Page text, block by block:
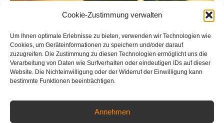
Cookie-Zustimmung verwalten
Um Ihnen optimale Erlebnisse zu bieten, verwenden wir Technologien wie
Cookies, um Geräteinformationen zu speichern und/oder darauf
zuzugreifen. Die Zustimmung zu diesen Technologien ermöglicht uns die
Verarbeitung von Daten wie Surfverhalten oder eindeutigen IDs auf dieser
Website. Die Nichteinwilligung oder der Widerruf der Einwilligung kann
bestimmte Funktionen beeinträchtigen.
Annehmen